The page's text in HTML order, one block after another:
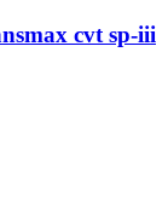
cvt sp-iii